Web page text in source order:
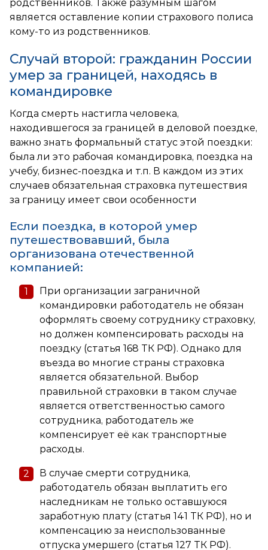
родственников. Также разумным шагом
является оставление копии страхового полиса
кому-то из родственников.
Случай второй: гражданин России
умер за границей, находясь в
командировке
Когда смерть настигла человека,
находившегося за границей в деловой поездке,
важно знать формальный статус этой поездки:
была ли это рабочая командировка, поездка на
учебу, бизнес-поездка и т.п. В каждом из этих
случаев обязательная страховка путешествия
за границу имеет свои особенности
Если поездка, в которой умер
путешествовавший, была
организована отечественной
компанией:
При организации заграничной
командировки работодатель не обязан
оформлять своему сотруднику страховку,
но должен компенсировать расходы на
поездку (статья 168 ТК РФ). Однако для
въезда во многие страны страховка
является обязательной. Выбор
правильной страховки в таком случае
является ответственностью самого
сотрудника, работодатель же
компенсирует её как транспортные
расходы.
В случае смерти сотрудника,
работодатель обязан выплатить его
наследникам не только оставшуюся
заработную плату (статья 141 ТК РФ), но и
компенсацию за неиспользованные
отпуска умершего (статья 127 ТК РФ).